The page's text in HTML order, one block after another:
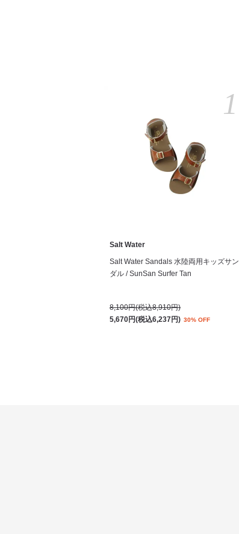
Salt Water
Salt Water Sandals 水陸両用キッズサン
ダル / SunSan Surfer Tan
8,100円(税込8,910円)
5,670円(税込6,237円) 30% OFF
1